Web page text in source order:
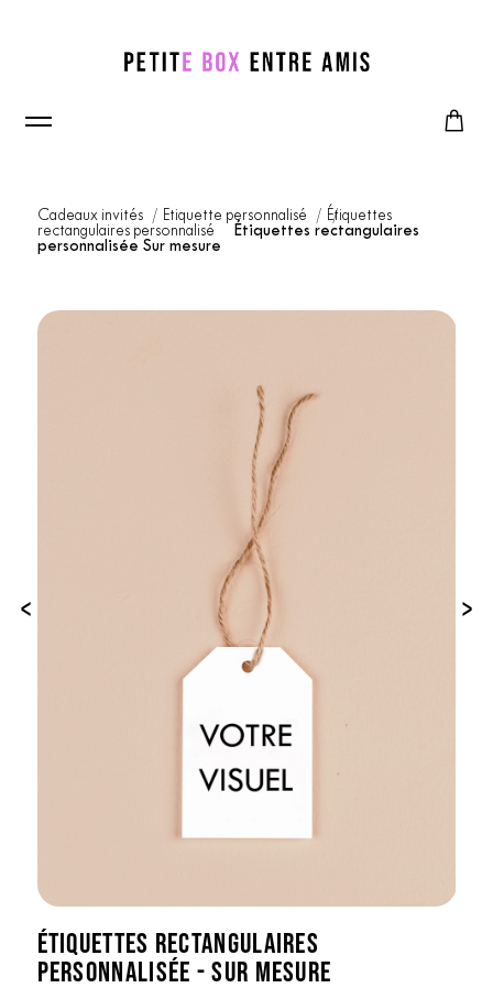
Cadeaux invités Etiquette personnalisé
Étiquettes
rectangulaires personnalisé
Étiquettes rectangulaires
personnalisée Sur mesure
‹ ›
ÉTIQUETTES RECTANGULAIRES
PERSONNALISÉE - SUR MESURE